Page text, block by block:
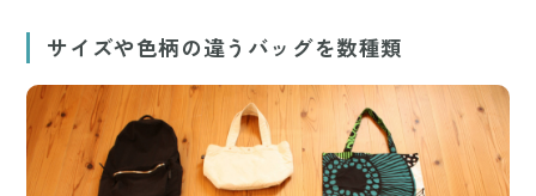
サイズや色柄の違うバッグを数種類